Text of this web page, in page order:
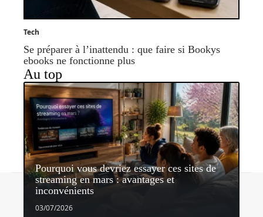
Tech
Se préparer à l’inattendu : que faire si Bookys
ebooks ne fonctionne plus
Au top
Pourquoi vous devriez essayer ces sites de
streaming en mars : avantages et
inconvénients
03/07/2026
Contact Mentions légales